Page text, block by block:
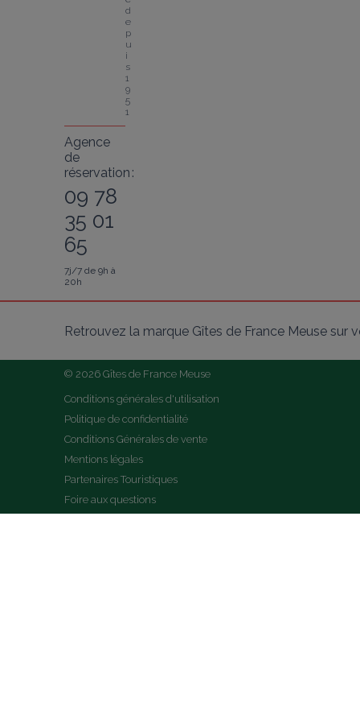
d
e
p
u
i
s
1
9
5
1
Agence
de
réservation :
09 78
35 01
65
7j/7 de 9h à
20h
Retrouvez la marque Gîtes de France Meuse sur
© 2026 Gîtes de France Meuse
Conditions générales d'utilisation
Politique de confidentialité
Conditions Générales de vente
Mentions légales
Partenaires Touristiques
Foire aux questions